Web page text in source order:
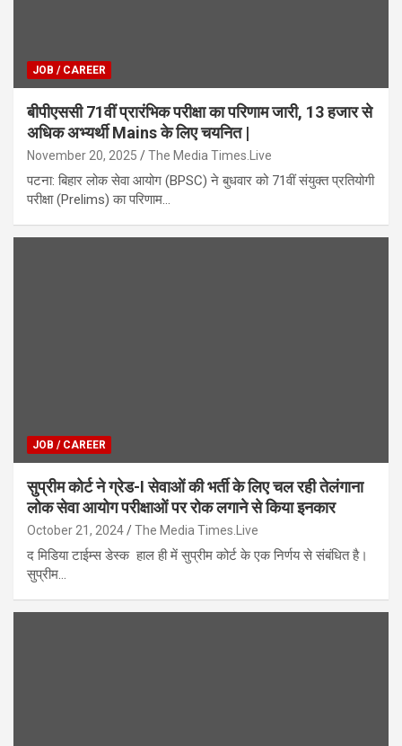
JOB / CAREER
बीपीएससी 71वीं प्रारंभिक परीक्षा का परिणाम जारी, 13 हजार से
अधिक अभ्यर्थी Mains के लिए चयनित |
November 20, 2025 The Media Times.Live
पटना: बिहार लोक सेवा आयोग (BPSC) ने बुधवार को 71वीं संयुक्त प्रतियोगी
परीक्षा (Prelims) का परिणाम…
JOB / CAREER
सुप्रीम कोर्ट ने ग्रेड-I सेवाओं की भर्ती के लिए चल रही तेलंगाना
लोक सेवा आयोग परीक्षाओं पर रोक लगाने से किया इनकार
October 21, 2024 The Media Times.Live
द मिडिया टाईम्स डेस्क हाल ही में सुप्रीम कोर्ट के एक निर्णय से संबंधित है।
सुप्रीम…